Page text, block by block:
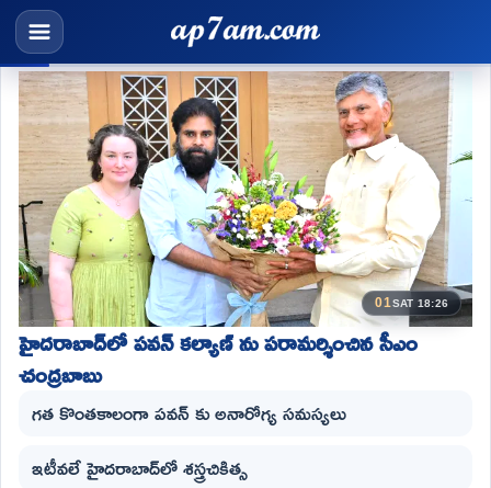
01SAT 18:26
హైదరాబాద్‌లో పవన్ కల్యాణ్ ను పరామర్శించిన సీఎం
చంద్రబాబు
గత కొంతకాలంగా పవన్ కు అనారోగ్య సమస్యలు
ఇటీవలే హైదరాబాద్‌లో శస్త్రచికిత్స